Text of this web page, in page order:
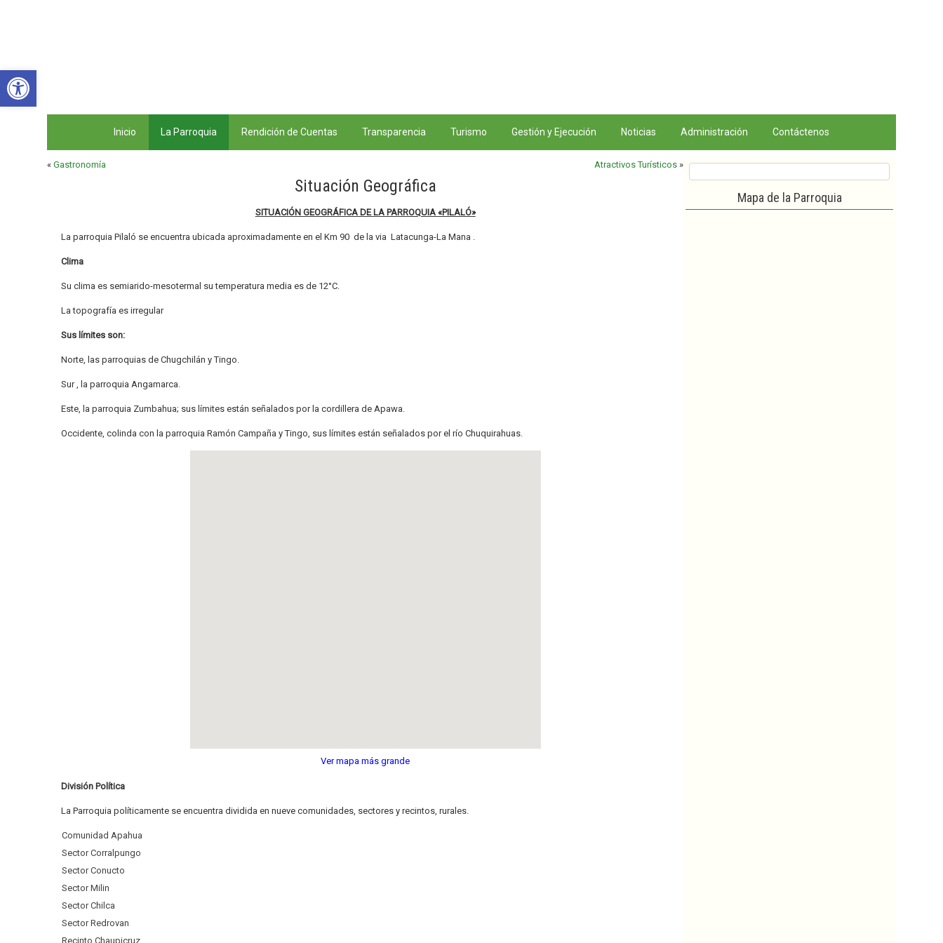
Inicio La Parroquia Rendición de Cuentas Transparencia Turismo Gestión y Ejecución Noticias Administración Contáctenos
«Gastronomía Atractivos Turísticos »
Situación Geográfica
SITUACIÓN GEOGRÁFICA DE LA PARROQUIA «PILALÓ»
La parroquia Pilaló se encuentra ubicada aproximadamente en el Km 90 de la via Latacunga-La Mana .
Clima
Su clima es semiarido-mesotermal su temperatura media es de 12°C.
La topografía es irregular
Sus límites son:
Norte, las parroquias de Chugchilán y Tingo.
Sur , la parroquia Angamarca.
Este, la parroquia Zumbahua; sus límites están señalados por la cordillera de Apawa.
Occidente, colinda con la parroquia Ramón Campaña y Tingo, sus límites están señalados por el río Chuquirahuas.
Ver mapa más grande
División Política
La Parroquia políticamente se encuentra dividida en nueve comunidades, sectores y recintos, rurales.
Comunidad Apahua
Sector Corralpungo
Sector Conucto
Sector Milin
Sector Chilca
Sector Redrovan
Recinto Chaupicruz
Mapa de la Parroquia
Abrir barra de herramientas